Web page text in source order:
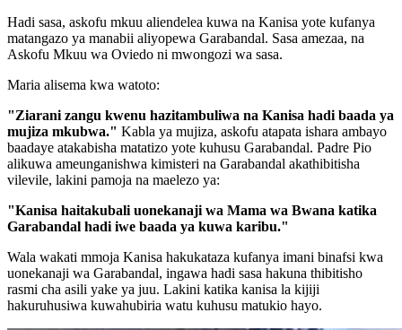
Hadi sasa, askofu mkuu aliendelea kuwa na Kanisa yote kufanya
matangazo ya manabii aliyopewa Garabandal. Sasa amezaa, na
Askofu Mkuu wa Oviedo ni mwongozi wa sasa.
Maria alisema kwa watoto:
"Ziarani zangu kwenu hazitambuliwa na Kanisa hadi baada ya
mujiza mkubwa." Kabla ya mujiza, askofu atapata ishara ambayo
baadaye atakabisha matatizo yote kuhusu Garabandal. Padre Pio
alikuwa ameunganishwa kimisteri na Garabandal akathibitisha
vilevile, lakini pamoja na maelezo ya:
"Kanisa haitakubali uonekanaji wa Mama wa Bwana katika
Garabandal hadi iwe baada ya kuwa karibu."
Wala wakati mmoja Kanisa hakukataza kufanya imani binafsi kwa
uonekanaji wa Garabandal, ingawa hadi sasa hakuna thibitisho
rasmi cha asili yake ya juu. Lakini katika kanisa la kijiji
hakuruhusiwa kuwahubiria watu kuhusu matukio hayo.